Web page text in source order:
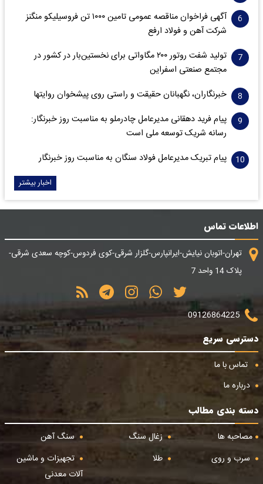
آگهی فراخوان مناقصه عمومی تامین ۱۰۰۰ تن فروسیلیکو منگنز
شرکت آهن و فولاد ارفع
تولید شفت روتور ۲۰۰ مگاواتی برای نخستین‌بار در کشور در
مجتمع صنعتی اسفراین
خبرنگاران، نگهبانان حقیقت و راستی روی پیشخوان روایت­ها
پیام فرید دهقانی مدیرعامل چادرملو به مناسبت روز خبرنگار:
رسانه شریک توسعه ملی است
پیام تبریک مدیرعامل فولاد سنگان به مناسبت روز خبرنگار
اخبار بیشتر
اطلاعات تماس
تهران-اتوبان نیایش-ایرانپارس-گلزار شرقی-کوی فردوس-کوچه سعدی شرقی-
پلاک 14 واحد 7
09126864225
دسترسی سریع
تماس با ما
درباره ما
دسته بندی مطالب
مصاحبه ها
زغال سنگ
سنگ آهن
سرب و روی
طلا
تجهیزات و ماشین
آلات معدنی